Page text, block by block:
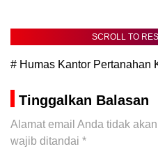
SCROLL TO
# Humas Kantor Pertanahan
Tinggalkan Balasan
Alamat email Anda tidak
wajib ditandai *